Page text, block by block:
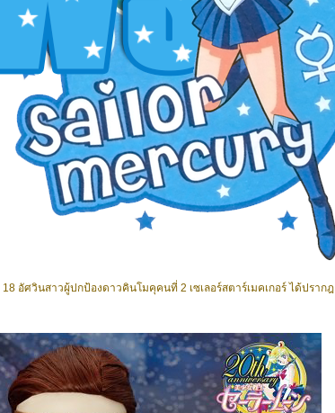
ศวินสาวผู้ปกป้องดาวคินโมคุคนที่ 2 เซเลอร์สตาร์เมคเกอร์ ได้ปรากฎ